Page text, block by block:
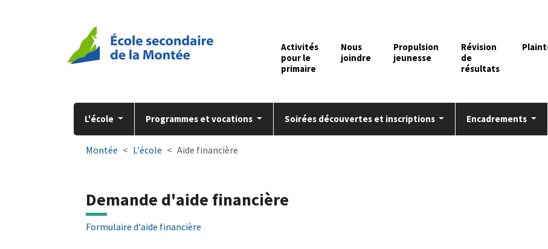
Activités
pour le
primaire
Nous
joindre
Propulsion
jeunesse
Révision
de
résultats
L'école Programmes et vocations Soirées découvertes et inscriptions Encadrements
Montée L'école Aide financière
Demande d'aide financière
Formulaire d'aide financière